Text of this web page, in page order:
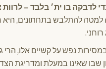
לדבקה בו ית׳ בלבד –
להתלבש בתחתונים, היא
נפש על קשיים אלו, הרי
שבו שאינו במעלת ומדריגת